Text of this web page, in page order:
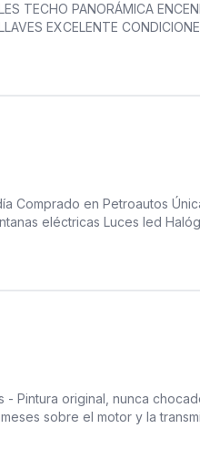
TECHO PANORÁMICA
EXCELENTE
100% NEGOCIABLE
Comprado en Petroautos
eléctricas Luces led
CARRASQUILLA,DIAGONAL
- Pintura original, nunca
sobre el motor y la